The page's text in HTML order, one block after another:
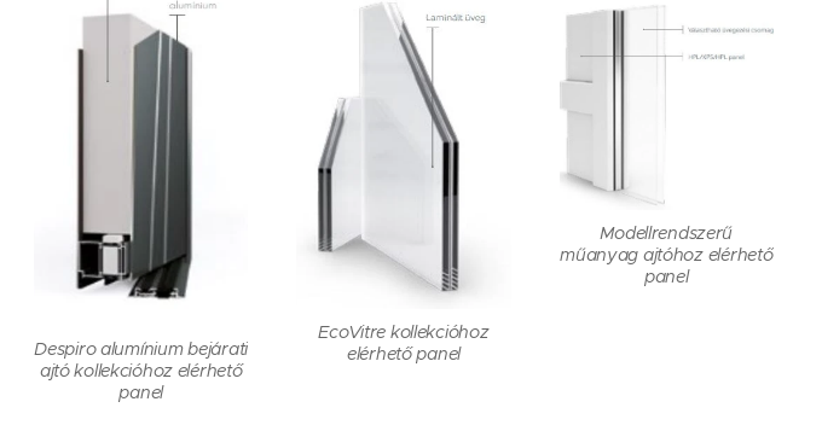
Despiro alumínium bejárati
ajtó kollekcióhoz elérhető
panel
EcoVitre kollekcióhoz
elérhető panel
Modellrendszerű
műanyag ajtóhoz elérhető
panel